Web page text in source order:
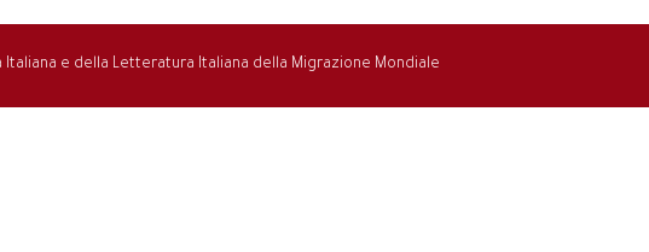
e della Letteratura Italiana della Migrazione Mondiale